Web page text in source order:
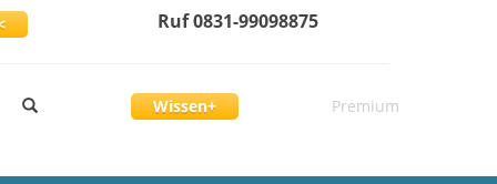
Ruf 0831-99098875
Wissen+ Premium